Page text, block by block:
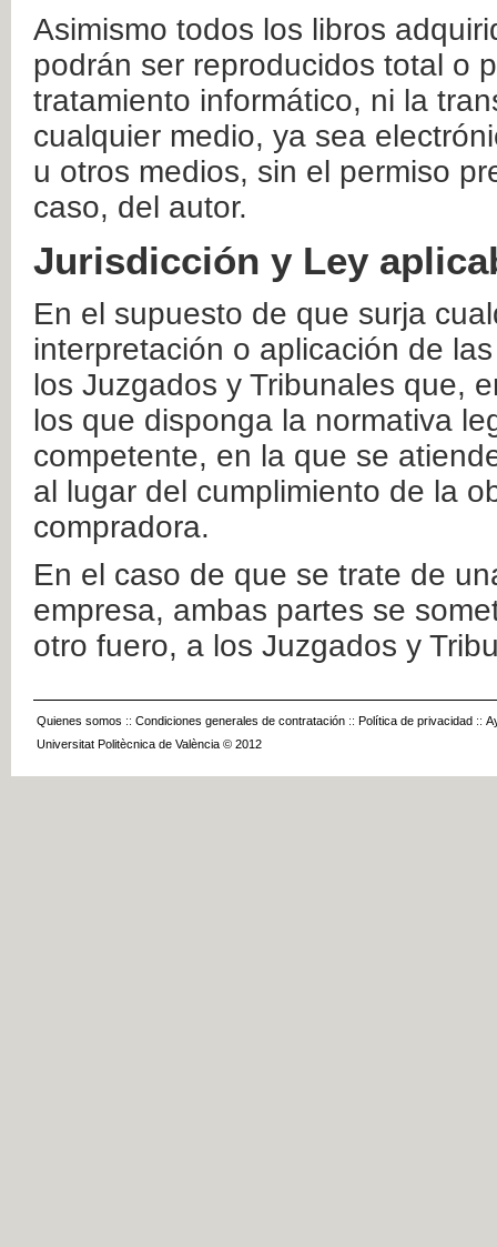
Asimismo todos los libros
podrán ser reproducidos total o
tratamiento informático, ni la
cualquier medio, ya sea
u otros medios, sin el permiso
caso, del autor.
Jurisdicción y Ley
En el supuesto de que surja
interpretación o aplicación de
los Juzgados y Tribunales que,
los que disponga la normativa
competente, en la que se
al lugar del cumplimiento de la
compradora.
En el caso de que se trate de
empresa, ambas partes se
otro fuero, a los Juzgados y
Quienes somos :: Condiciones generales de contratación :: Política de privacidad ::
Universitat Politècnica de València © 2012